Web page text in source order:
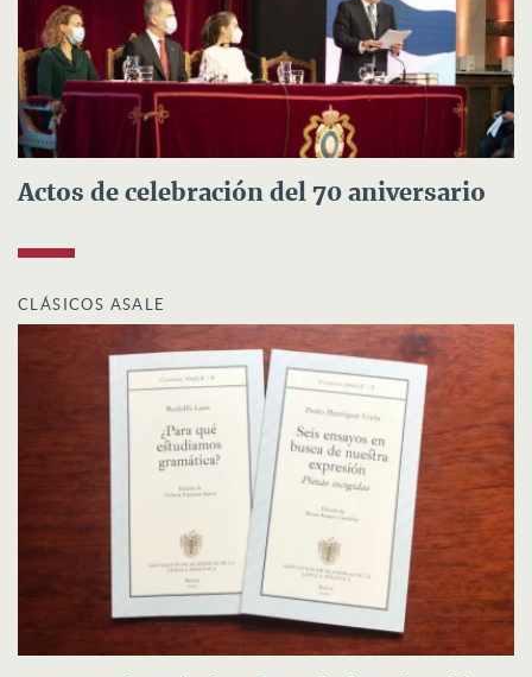
Actos de celebración del 70 aniversario
CLÁSICOS ASALE